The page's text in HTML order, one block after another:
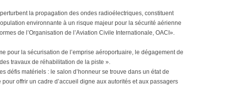
la propagation des ondes radioélectriques, constituent
environnante à un risque majeur pour la sécurité aérienne
de l’Organisation de l’Aviation Civile Internationale, OACI».
pour la sécurisation de l’emprise aéroportuaire, le dégagement de
travaux de réhabilitation de la piste ».
défis matériels : le salon d’honneur se trouve dans un état de
offrir un cadre d’accueil digne aux autorités et aux passagers